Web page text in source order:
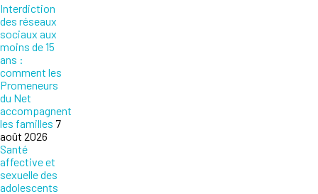
Interdiction
des réseaux
sociaux aux
moins de 15
ans :
comment les
Promeneurs
du Net
accompagnent
les familles 7
août 2026
Santé
affective et
sexuelle des
adolescents